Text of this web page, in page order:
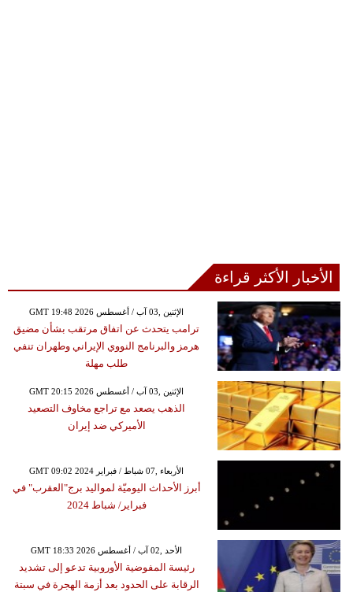
الأخبار الأكثر قراءة
GMT 19:48 2026 الإثنين ,03 آب / أغسطس
ترامب يتحدث عن اتفاق مرتقب بشأن مضيق
هرمز والبرنامج النووي الإيراني وطهران تنفي
طلب مهلة
GMT 20:15 2026 الإثنين ,03 آب / أغسطس
الذهب يصعد مع تراجع مخاوف التصعيد
الأميركي ضد إيران
GMT 09:02 2024 الأربعاء ,07 شباط / فبراير
أبرز الأحداث اليوميّة لمواليد برج"العقرب" في
فبراير/ شباط 2024
GMT 18:33 2026 الأحد ,02 آب / أغسطس
رئيسة المفوضية الأوروبية تدعو إلى تشديد
الرقابة على الحدود بعد أزمة الهجرة في سبتة